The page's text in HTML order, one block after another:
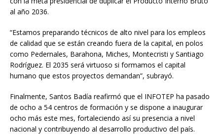
al año 2036.
“Estamos preparando técnicos de alto nivel para los empleos
de calidad que se están creando fuera de la capital, en polos
como Pedernales, Barahona, Miches, Montecristi y Santiago
Rodríguez. El 2035 será virtuoso si formamos el capital
humano que estos proyectos demandan”, subrayó.
Finalmente, Santos Badía reafirmó que el INFOTEP ha pasado
de ocho a 54 centros de formación y se dispone a inaugurar
ocho más este mes, fortaleciendo así su presencia a nivel
nacional y contribuyendo al desarrollo productivo del país.